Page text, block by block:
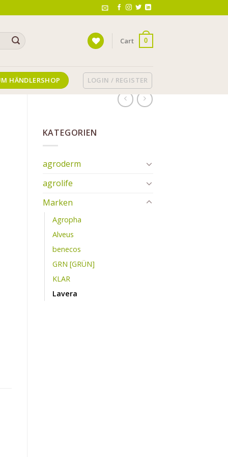
Cart 0
HÄNDLERSHOP LOGIN / REGISTER
KATEGORIEN
agroderm
agrolife
Marken
Agropha
Alveus
benecos
GRN [GRÜN]
KLAR
Lavera